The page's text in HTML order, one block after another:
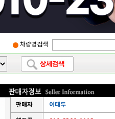
차량명검색
판매자 이태두